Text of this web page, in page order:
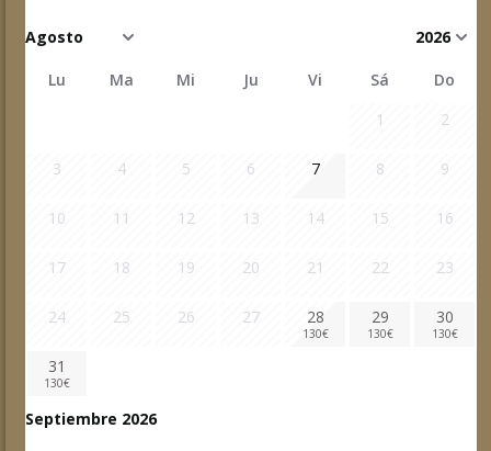
Lu Ma Mi Ju Vi Sá
Do
1
2
3 4 5 6 7 8 9
10 11 12 13 14 15 16
17 18 19 20 21 22 23
24 25 26 27 28
130€
29
130€
30
130€
31
130€
Septiembre 2026